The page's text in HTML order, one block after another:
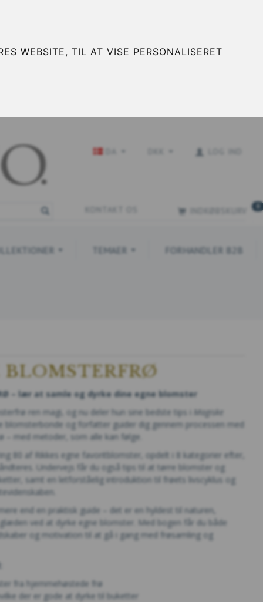
WEBSITE, TIL AT VISE PERSONALISERET
TEMAER FORHANDLER B2B
BLOMSTERFRØ
– lær at samle og dyrke dine egne blomster
ren magi, og nu deler hun sine bedste tips i Magiske
blomsterbonde og forfatter guider dig gennem processen med
– med metoder, som alle kan følge.
80 af Rikkes egne favoritblomster, opdelt i 8 kategorier efter,
Undervejs får du også tips til at tørre blomster og
samt en letforståelig introduktion til frøets livscyklus og
end en praktisk guide – det er en hyldest til naturen,
ved at dyrke egne blomster. Med bogen får du både
og motivation til at gå i gang med frøsamling og
fra hjemmehøstede frø
der er gode at dyrke til buketter